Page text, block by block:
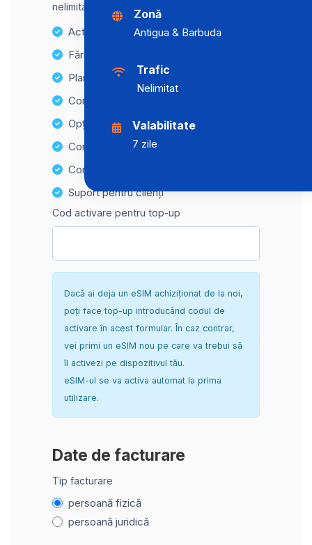
nelimitat la o viteză de 512 Kbps .
Activare instantanee
Fără taxe ascunse
Planuri de date nelimitate
Compatibilitate cu multiple dispozitive
Opțiuni de reîncărcare ușoară
Compatibilitate Hotspot
Configurare sigură și fără complicații
Suport pentru clienți
Cod activare pentru top-up
Dacă ai deja un eSIM achiziționat de la noi,
poți face top-up introducând codul de
activare în acest formular. În caz contrar,
vei primi un eSIM nou pe care va trebui să
îl activezi pe dispozitivul tău.
eSIM-ul se va activa automat la prima
utilizare.
Date de facturare
Tip facturare
persoană fizică
persoană juridică
Zonă
Antigua & Barbuda
Trafic
Nelimitat
Valabilitate
7 zile